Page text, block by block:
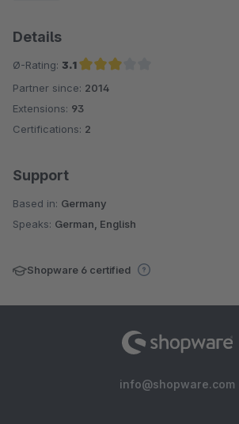
Details
Ø-Rating: 3.1
Average rating of 3.1 out of 5 stars
Partner since: 2014
Extensions: 93
Certifications: 2
Support
Based in: Germany
Speaks: German, English
Shopware 6 certified
info@shopware.com